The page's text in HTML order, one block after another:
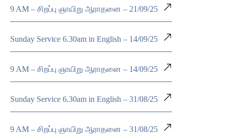
9 AM – சிறப்பு ஞாயிறு ஆராதனை – 21/09/25
Sunday Service 6.30am in English – 14/09/25
9 AM – சிறப்பு ஞாயிறு ஆராதனை – 14/09/25
Sunday Service 6.30am in English – 31/08/25
9 AM – சிறப்பு ஞாயிறு ஆராதனை – 31/08/25